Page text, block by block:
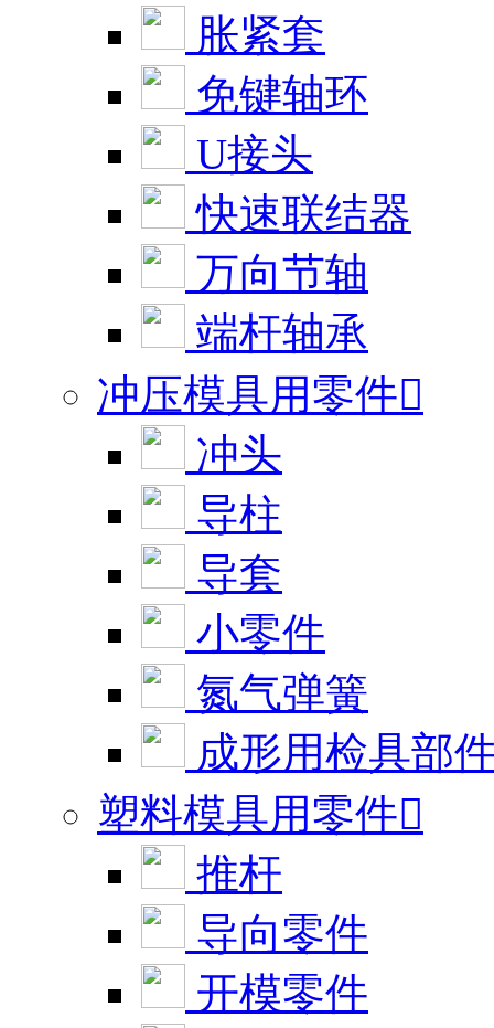
胀紧套
免键轴环
U接头
快速联结器
万向节轴
端杆轴承
冲压模具用零件
冲头
导柱
导套
小零件
氮气弹簧
成形用检具部
塑料模具用零件
推杆
导向零件
开模零件